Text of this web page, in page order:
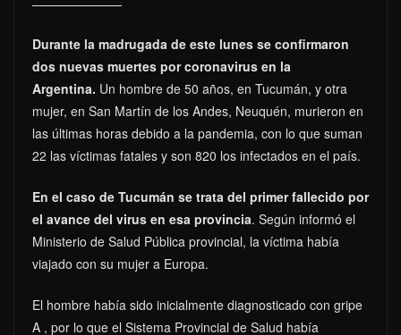
Durante la madrugada de este lunes se confirmaron
dos nuevas muertes por coronavirus en la
Argentina. Un hombre de 50 años, en Tucumán, y otra
mujer, en San Martín de los Andes, Neuquén, murieron en
las últimas horas debido a la pandemia, con lo que suman
22 las víctimas fatales y son 820 los infectados en el país.
En el caso de Tucumán se trata del primer fallecido por
el avance del virus en esa provincia. Según informó el
Ministerio de Salud Pública provincial, la víctima había
viajado con su mujer a Europa.
El hombre había sido inicialmente diagnosticado con gripe
A , por lo que el Sistema Provincial de Salud había